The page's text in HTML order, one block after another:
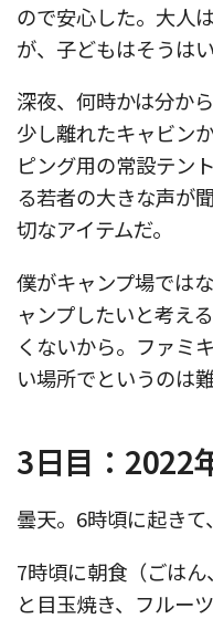
ので安心した。大人
が、子どもはそうは
深夜、何時かは分か
少し離れたキャビン
ピング用の常設テン
る若者の大きな声が
切なアイテムだ。
僕がキャンプ場では
ャンプしたいと考え
くないから。ファミ
い場所でというのは
3日目：2022
曇天。6時頃に起きて
7時頃に朝食（ごは
と目玉焼き、フルーツ